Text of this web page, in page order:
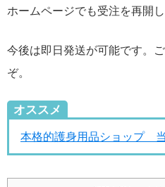
ホームページでも受注を再開し
今後は即日発送が可能です。
ぞ。
オススメ
本格的護身用品ショップ